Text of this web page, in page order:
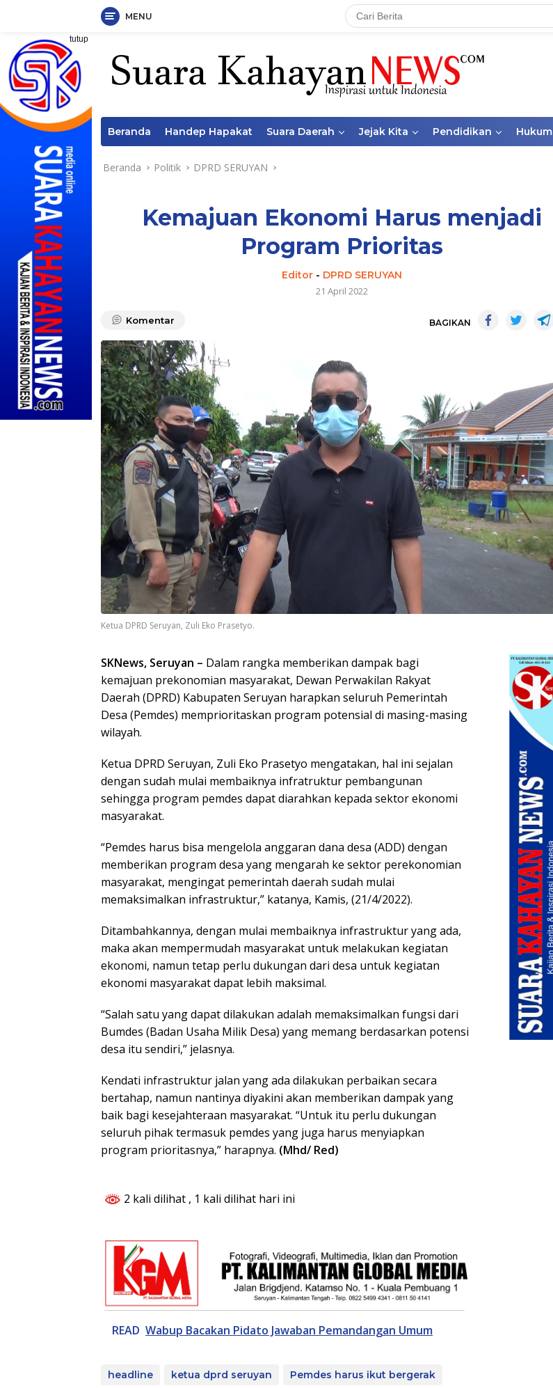
Langsung
konten
MENU
tutup
Beranda Handep Hapakat Suara Daerah Jejak Kita Pendidikan Hukum
Beranda Politik DPRD SERUYAN
Kemajuan Ekonomi Harus menjadi
Program Prioritas
Editor- DPRD SERUYAN
21 April 2022
Komentar BAGIKAN
Ketua DPRD Seruyan, Zuli Eko Prasetyo.
SKNews, Seruyan – Dalam rangka memberikan dampak bagi
kemajuan prekonomian masyarakat, Dewan Perwakilan Rakyat
Daerah (DPRD) Kabupaten Seruyan harapkan seluruh Pemerintah
Desa (Pemdes) memprioritaskan program potensial di masing-masing
wilayah.
Ketua DPRD Seruyan, Zuli Eko Prasetyo mengatakan, hal ini sejalan
dengan sudah mulai membaiknya infratruktur pembangunan
sehingga program pemdes dapat diarahkan kepada sektor ekonomi
masyarakat.
“Pemdes harus bisa mengelola anggaran dana desa (ADD) dengan
memberikan program desa yang mengarah ke sektor perekonomian
masyarakat, mengingat pemerintah daerah sudah mulai
memaksimalkan infrastruktur,” katanya, Kamis, (21/4/2022).
Ditambahkannya, dengan mulai membaiknya infrastruktur yang ada,
maka akan mempermudah masyarakat untuk melakukan kegiatan
ekonomi, namun tetap perlu dukungan dari desa untuk kegiatan
ekonomi masyarakat dapat lebih maksimal.
“Salah satu yang dapat dilakukan adalah memaksimalkan fungsi dari
Bumdes (Badan Usaha Milik Desa) yang memang berdasarkan potensi
desa itu sendiri,” jelasnya.
Kendati infrastruktur jalan yang ada dilakukan perbaikan secara
bertahap, namun nantinya diyakini akan memberikan dampak yang
baik bagi kesejahteraan masyarakat. “Untuk itu perlu dukungan
seluruh pihak termasuk pemdes yang juga harus menyiapkan
program prioritasnya,” harapnya. (Mhd/ Red)
2 kali dilihat , 1 kali dilihat hari ini
READ Wabup Bacakan Pidato Jawaban Pemandangan Umum
headline ketua dprd seruyan
Pemdes harus ikut bergerak